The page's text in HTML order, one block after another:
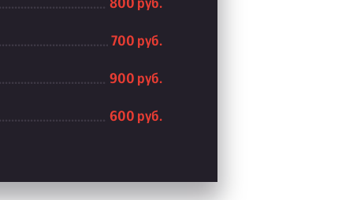
800 руб.
700 руб.
900 руб.
600 руб.